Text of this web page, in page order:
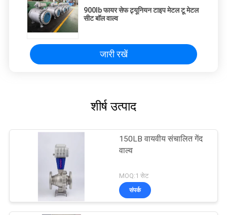
900lb फायर सेफ ट्र्यूनियन टाइप मेटल टू मेटल
सीट बॉल वाल्व
जारी रखें
शीर्ष उत्पाद
150LB वायवीय संचालित गेंद
वाल्व
MOQ:1 सेट
संपर्क